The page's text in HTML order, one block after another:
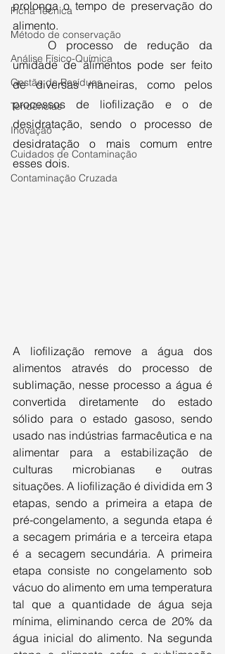
Ficha Técnica
Método de conservação
Análise Físico-Química
Gestão de Resíduos
Tendências
Inovação
Cuidados de Contaminação
Contaminação Cruzada
prolonga o tempo de preservação do
alimento.
	O processo de redução da
umidade de alimentos pode ser feito
de diversas maneiras, como pelos
processos de liofilização e o de
desidratação, sendo o processo de
desidratação o mais comum entre
esses dois.
A liofilização remove a água dos
alimentos através do processo de
sublimação, nesse processo a água é
convertida diretamente do estado
sólido para o estado gasoso, sendo
usado nas indústrias farmacêutica e na
alimentar para a estabilização de
culturas microbianas e outras
situações. A liofilização é dividida em 3
etapas, sendo a primeira a etapa de
pré-congelamento, a segunda etapa é
a secagem primária e a terceira etapa
é a secagem secundária. A primeira
etapa consiste no congelamento sob
vácuo do alimento em uma temperatura
tal que a quantidade de água seja
mínima, eliminando cerca de 20% da
água inicial do alimento. Na segunda